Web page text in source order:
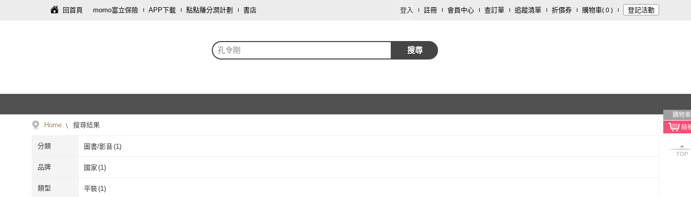
回首頁 momo富立保險 APP下載 點點賺分潤計劃 書店 登入 註冊 會員中心 查訂單 追蹤清單 折價券 購物車( 0 ) 登記活動
孔令剛 搜尋
購物車
TOP
Home 搜尋結果
分類 圖書/影音(1)
品牌 國家 (1)
國家
類型 平裝(1)